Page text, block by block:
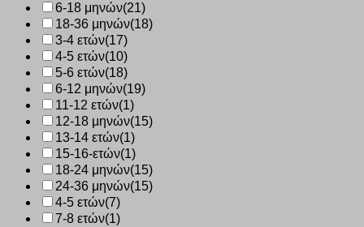
6-18 μηνών(21)
18-36 μηνών(18)
3-4 ετών(17)
4-5 ετών(10)
5-6 ετών(18)
6-12 μηνών(19)
11-12 ετών(1)
12-18 μηνών(15)
13-14 ετών(1)
15-16-ετών(1)
18-24 μηνών(15)
24-36 μηνών(15)
4-5 ετών(7)
7-8 ετών(1)